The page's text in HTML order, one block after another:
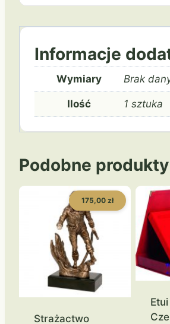
Informacje
Wymiary Brak
Ilość 1 sztuka
Podobne produkty
175,00 zł
Strażactwo